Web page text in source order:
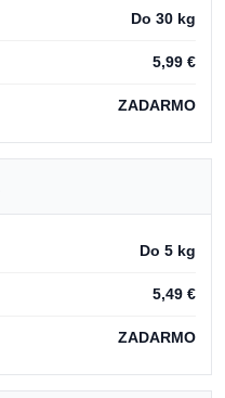
Do 30 kg
5,99 €
ZADARMO
Do 5 kg
5,49 €
ZADARMO